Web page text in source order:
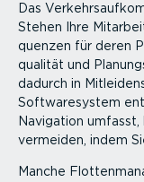
Das
Stehen Ihre
quenzen für deren
qua­lität und
dadurch in
Software­system
Navigation
vermeiden, indem
Manche